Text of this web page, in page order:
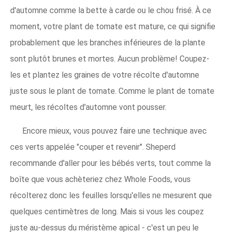
d'automne comme la bette à carde ou le chou frisé. À ce
moment, votre plant de tomate est mature, ce qui signifie
probablement que les branches inférieures de la plante
sont plutôt brunes et mortes. Aucun problème! Coupez-
les et plantez les graines de votre récolte d'automne
juste sous le plant de tomate. Comme le plant de tomate
meurt, les récoltes d'automne vont pousser.
Encore mieux, vous pouvez faire une technique avec
ces verts appelée "couper et revenir". Sheperd
recommande d'aller pour les bébés verts, tout comme la
boîte que vous achèteriez chez Whole Foods, vous
récolterez donc les feuilles lorsqu'elles ne mesurent que
quelques centimètres de long. Mais si vous les coupez
juste au-dessus du méristème apical - c'est un peu le